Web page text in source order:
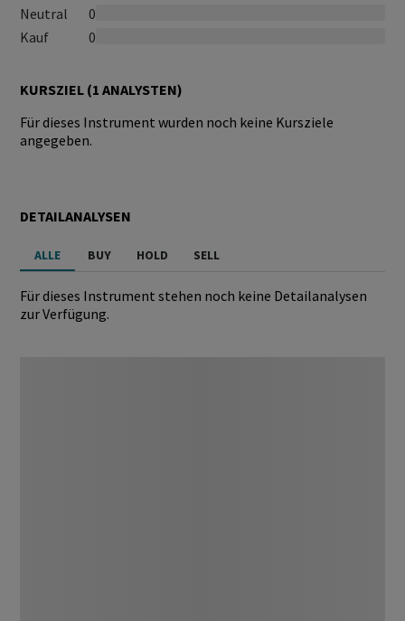
Neutral
0
Kauf
0
KURSZIEL (1 ANALYSTEN)
Für dieses Instrument wurden noch keine Kursziele
angegeben.
DETAILANALYSEN
ALLE BUY HOLD SELL
Für dieses Instrument stehen noch keine Detailanalysen
zur Verfügung.